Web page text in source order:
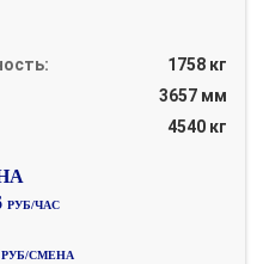
1758 кг
3657 мм
4540 кг
РУБ/ЧАС
РУБ/СМЕНА